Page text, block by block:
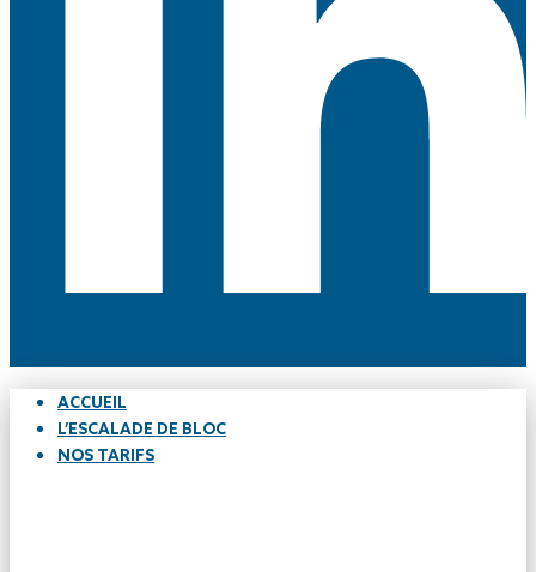
ACCUEIL
L’ESCALADE DE BLOC
NOS TARIFS